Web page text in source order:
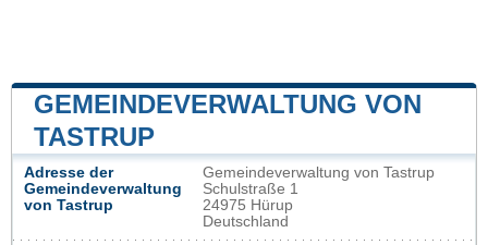
GEMEINDEVERWALTUNG VON
TASTRUP
Adresse der
Gemeindeverwaltung
von Tastrup
Gemeindeverwaltung von Tastrup
Schulstraße 1
24975 Hürup
Deutschland